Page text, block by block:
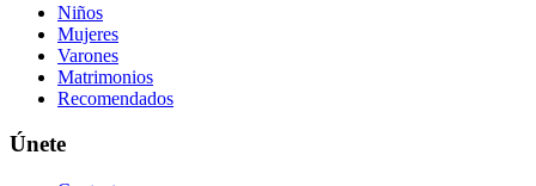
Niños
Mujeres
Varones
Matrimonios
Recomendados
Únete